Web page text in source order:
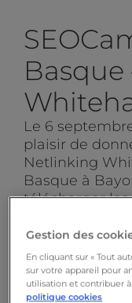
Le 6
plaisir de
Netlinking
Basque à
télécharger
avec un lien
PDF (3,66 Mo).
Gestion des
En cliquant sur « Tout
sur votre appareil pour
utilisation et contribuer
politique cookies